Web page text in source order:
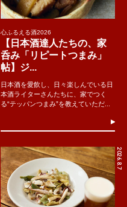
心ふるえる酒2026
【日本酒達人たちの、家
呑み「リピートつまみ」
帖】ジ...
日本酒を愛飲し、日々楽しんでいる日
本酒ライターさんたちに、家でつく
る“テッパンつまみ”を教えていただ...
2026.8.7